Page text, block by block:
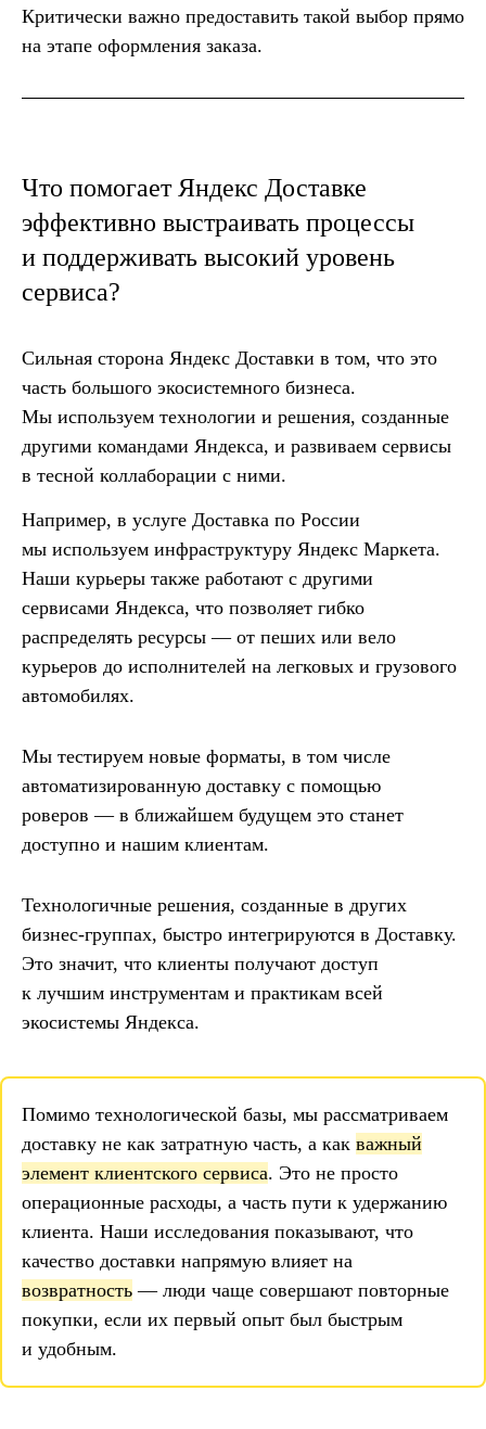
Критически важно предоставить такой выбор прямо
на этапе оформления заказа.
Что помогает Яндекс Доставке
эффективно выстраивать процессы
и поддерживать высокий уровень
сервиса?
Сильная сторона Яндекс Доставки в том, что это
часть большого экосистемного бизнеса.
Мы используем технологии и решения, созданные
другими командами Яндекса, и развиваем сервисы
в тесной коллаборации с ними.
Например, в услуге Доставка по России
мы используем инфраструктуру Яндекс Маркета.
Наши курьеры также работают с другими
сервисами Яндекса, что позволяет гибко
распределять ресурсы — от пеших или вело
курьеров до исполнителей на легковых и грузового
автомобилях.
Мы тестируем новые форматы, в том числе
автоматизированную доставку с помощью
роверов — в ближайшем будущем это станет
доступно и нашим клиентам.
Технологичные решения, созданные в других
бизнес-группах, быстро интегрируются в Доставку.
Это значит, что клиенты получают доступ
к лучшим инструментам и практикам всей
экосистемы Яндекса.
Помимо технологической базы, мы рассматриваем
доставку не как затратную часть, а как важный
элемент клиентского сервиса. Это не просто
операционные расходы, а часть пути к удержанию
клиента. Наши исследования показывают, что
качество доставки напрямую влияет на
возвратность — люди чаще совершают повторные
покупки, если их первый опыт был быстрым
и удобным.